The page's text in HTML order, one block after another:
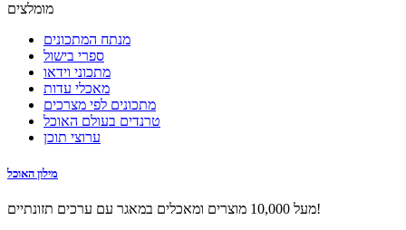
מומלצים
מנתח המתכונים
ספרי בישול
מתכוני וידאו
מאכלי עדות
מתכונים לפי מצרכים
טרנדים בעולם האוכל
ערוצי תוכן
מילון האוכל
מעל 10,000 מוצרים ומאכלים במאגר עם ערכים תזונתיים!